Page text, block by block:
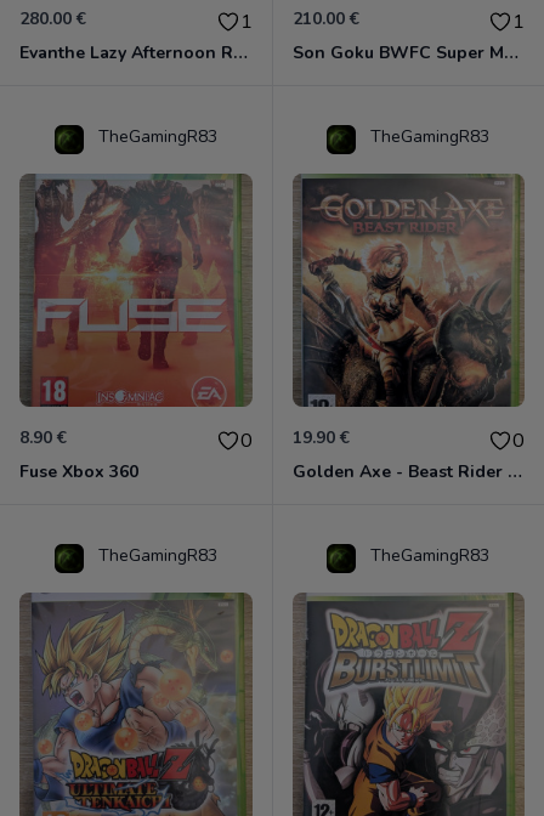
280.00 € 1
Evanthe Lazy Afternoon Red Pride of Eden
210.00 € 1
Son Goku BWFC Super Master Stars
TheGamingR83
8.90 € 0
Fuse Xbox 360
TheGamingR83
19.90 € 0
Golden Axe - Beast Rider Xbox 360
TheGamingR83 TheGamingR83